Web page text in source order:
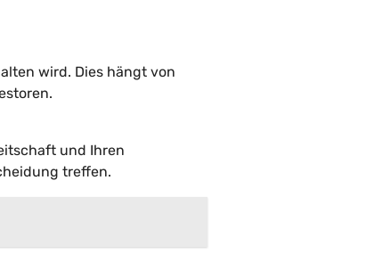
wird. Dies hängt von
und Ihren
treffen.